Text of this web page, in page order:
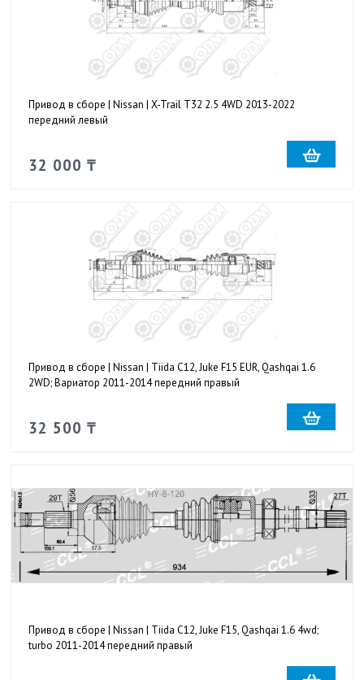
Привод в сборе | Nissan | X-Trail T32 2.5 4WD 2013-2022
передний левый
32 000 ₸
Привод в сборе | Nissan | Tiida C12, Juke F15 EUR, Qashqai 1.6
2WD; Вариатор 2011-2014 передний правый
32 500 ₸
Привод в сборе | Nissan | Tiida C12, Juke F15, Qashqai 1.6 4wd;
turbo 2011-2014 передний правый